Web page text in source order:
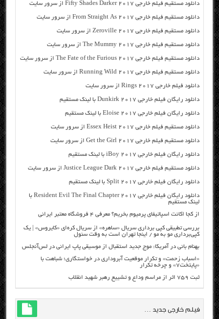
دانلود مستقیم فیلم خارجی Fifty Shades Darker 2017 از سرور سایت
دانلود مستقیم فیلم خارجی From Straight As 2017 از سرور سایت
دانلود مستقیم فیلم خارجی Zeroville 2017 از سرور سایت
دانلود مستقیم فیلم خارجی The Mummy 2017 از سرور سایت
دانلود مستقیم فیلم خارجی The Fate of the Furious 2017 از سرور سایت
دانلود مستقیم فیلم خارجی Running Wild 2017 از سرور سایت
دانلود فیلم خارجی Rings 2017 از سرور سایت
دانلود رایگان فیلم خارجی Dunkirk 2017 با لینک مستقیم
دانلود رایگان فیلم خارجی Eloise 2017 با لینک مستقیم
دانلود مستقیم فیلم خارجی Essex Heist 2017 از سرور سایت
دانلود مستقیم فیلم خارجی Get the Girl 2017 از سرور سایت
دانلود رایگان فیلم خارجی iBoy 2017 با لینک مستقیم
دانلود مستقیم فیلم خارجی Justice League Dark 2017 از سرور سایت
دانلود رایگان فیلم خارجی Split 2017 با لینک مستقیم
دانلود رایگان فیلم خارجی Resident Evil The Final Chapter 2017 با
لینک مستقیم
از کجا اکانت اسپاتیفای پرمیوم بخریم؟ معرفی ۴ فروشگاه معتبر ایرانی
بررسی تطبیقی کپی برداری سریال «ساهره» از سریال کره‌ای «کایروس» | یک
کپی‌برداری مو به مو / اینجا تهران است به وقت سئول
بهنام بانی در آمریکا: موج جدید استقبال از موسیقی پاپ ایرانی در لس‌آنجلس
«اسباب زحمت» و تکرار موقعیت آبروداری در خواستگاری؛ شباهت با
«پایتخت۷» و چرخه تکرار
ثبت ۷۵۹ اثر از مراسم وداع و تشییع رهبر شهید انقلاب
فیلم خارجی جدید …